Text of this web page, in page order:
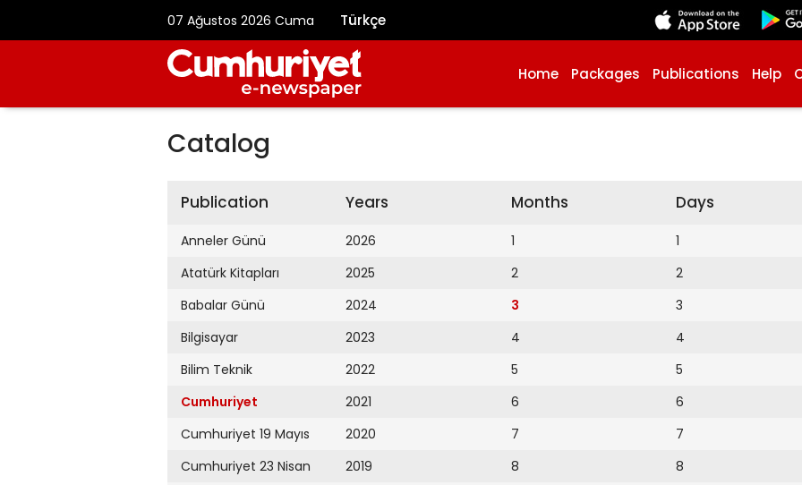
07 Ağustos 2026 Cuma Türkçe
Home Packages Publications Help
Catalog
Publication
Anneler Günü
Atatürk Kitapları
Babalar Günü
Bilgisayar
Bilim Teknik
Cumhuriyet
Cumhuriyet 19 Mayıs
Cumhuriyet 23 Nisan
Years
2026
2025
2024
2023
2022
2021
2020
2019
Months
1
2
3
4
5
6
7
8
Days
1
2
3
4
5
6
7
8